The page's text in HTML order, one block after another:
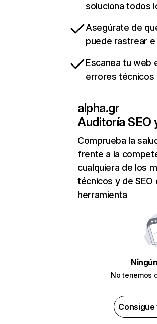
soluciona todos
Asegúrate de
puede rastrear
Escanea tu web
errores técnicos
alpha.gr
Auditoría SEO
Comprueba la
frente a la
cualquiera de los
técnicos y de
herramienta
No tenemos